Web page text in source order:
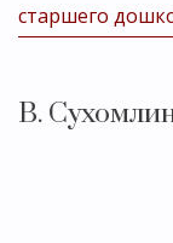
старшего
В.